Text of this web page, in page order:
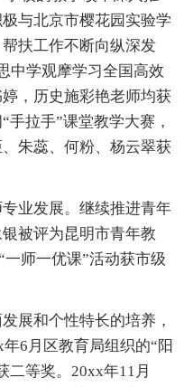
与北京市樱花园实验学
扶工作不断向纵深发
中学观摩学习全国高效
，历史施彩艳老师均获
拉手”课堂教学大赛，
朱蕊、何粉、杨云翠获
业发展。继续推进青年
被评为昆明市青年教
一师一优课”活动获市级
展和个性特长的培养，
6月区教育局组织的“阳
二等奖。20xx年11月